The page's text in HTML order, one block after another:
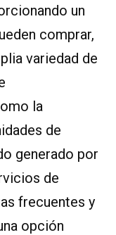
un
comprar,
variedad de
la
de
generado por
de
frecuentes y
opción